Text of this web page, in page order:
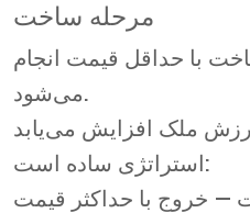
مرحله ساخت
با حداقل قیمت انجام
می‌شود.
استراتژی ساده است: